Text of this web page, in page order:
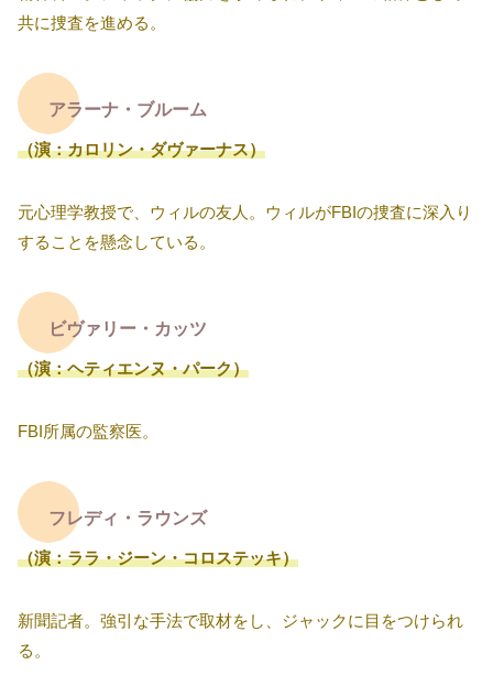
共に捜査を進める。
アラーナ・ブルーム
（演：カロリン・ダヴァーナス）
元心理学教授で、ウィルの友人。ウィルがFBIの捜査に深入り
することを懸念している。
ビヴァリー・カッツ
（演：ヘティエンヌ・パーク）
FBI所属の監察医。
フレディ・ラウンズ
（演：ララ・ジーン・コロステッキ）
新聞記者。強引な手法で取材をし、ジャックに目をつけられ
る。